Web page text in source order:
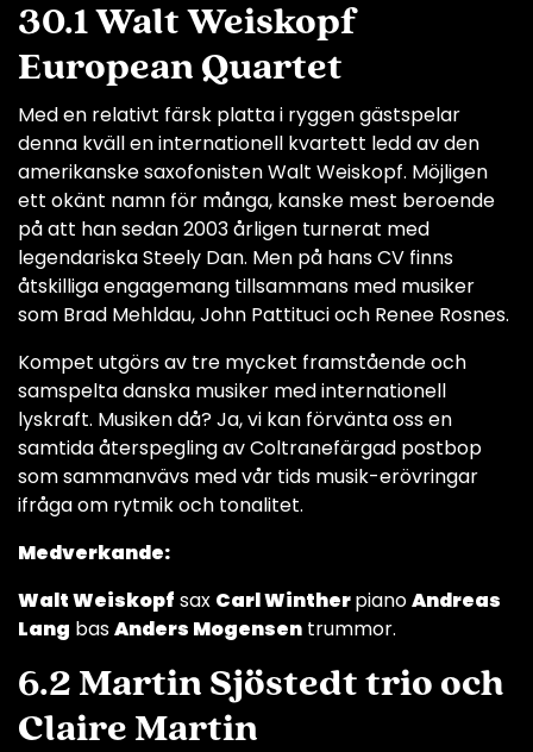
30.1 Walt Weiskopf
European Quartet
Med en relativt färsk platta i ryggen gästspelar
denna kväll en internationell kvartett ledd av den
amerikanske saxofonisten Walt Weiskopf. Möjligen
ett okänt namn för många, kanske mest beroende
på att han sedan 2003 årligen turnerat med
legendariska Steely Dan. Men på hans CV finns
åtskilliga engagemang tillsammans med musiker
som Brad Mehldau, John Pattituci och Renee Rosnes.
Kompet utgörs av tre mycket framstående och
samspelta danska musiker med internationell
lyskraft. Musiken då? Ja, vi kan förvänta oss en
samtida återspegling av Coltranefärgad postbop
som sammanvävs med vår tids musik-erövringar
ifråga om rytmik och tonalitet.
Medverkande:
Walt Weiskopf sax Carl WintherpianoAndreas
Lang basAnders Mogensen trummor.
6.2 Martin Sjöstedt trio och
Claire Martin